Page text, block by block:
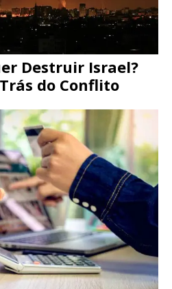
Destruir Israel?
do Conflito